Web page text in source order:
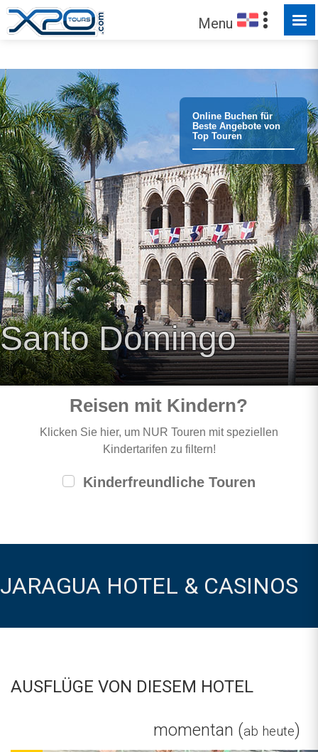
Menu
FÜR SIE ZUM ENTDECKEN
Online Buchen für
Beste Angebote von
Top Touren
Santo Domingo
Reisen mit Kindern?
Klicken Sie hier, um NUR Touren mit speziellen
Kindertarifen zu filtern!
Kinderfreundliche Touren
JARAGUA HOTEL & CASINOS
AUSFLÜGE VON DIESEM HOTEL
momentan (ab heute)